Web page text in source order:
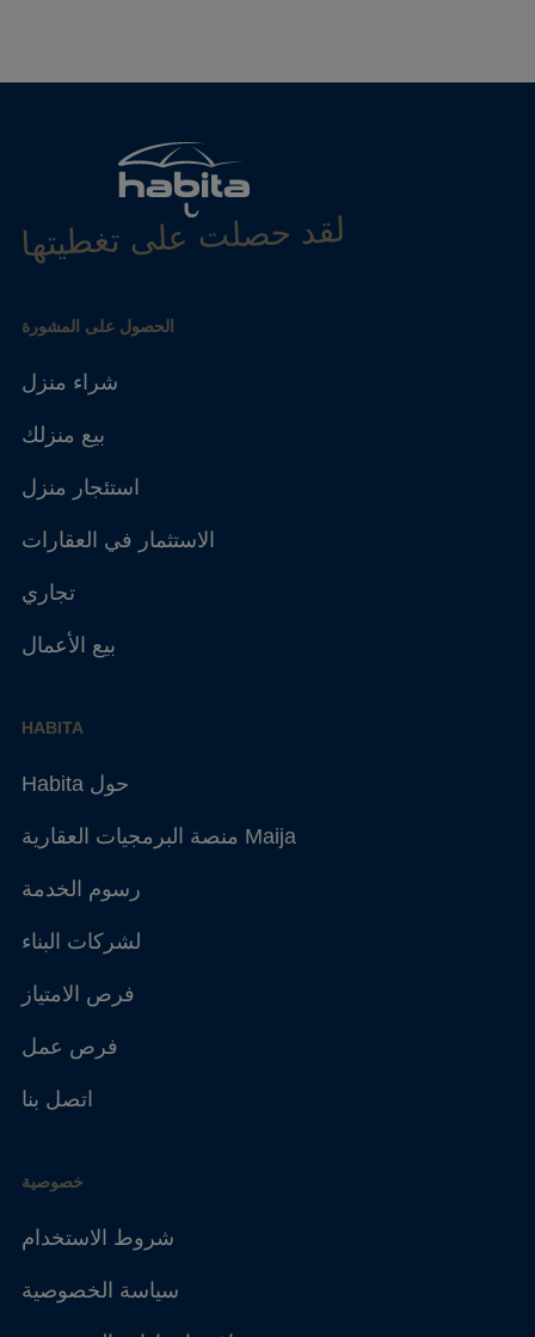
لقد حصلت على تغطيتها
الحصول على المشورة
شراء منزل
بيع منزلك
استئجار منزل
الاستثمار في العقارات
تجاري
بيع الأعمال
HABITA
Habita حول
منصة البرمجيات العقارية Maija
رسوم الخدمة
لشركات البناء
فرص الامتياز
فرص عمل
اتصل بنا
خصوصية
شروط الاستخدام
سياسة الخصوصية